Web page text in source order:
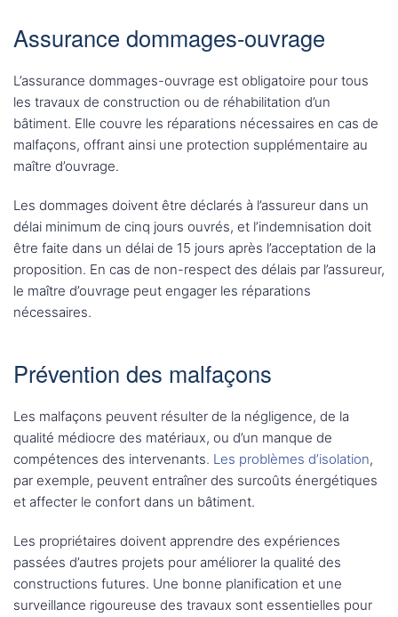
Assurance dommages-ouvrage
L’assurance dommages-ouvrage est obligatoire pour tous
les travaux de construction ou de réhabilitation d’un
bâtiment. Elle couvre les réparations nécessaires en cas de
malfaçons, offrant ainsi une protection supplémentaire au
maître d’ouvrage.
Les dommages doivent être déclarés à l’assureur dans un
délai minimum de cinq jours ouvrés, et l’indemnisation doit
être faite dans un délai de 15 jours après l’acceptation de la
proposition. En cas de non-respect des délais par l’assureur,
le maître d’ouvrage peut engager les réparations
nécessaires.
Prévention des malfaçons
Les malfaçons peuvent résulter de la négligence, de la
qualité médiocre des matériaux, ou d’un manque de
compétences des intervenants. Les problèmes d’isolation,
par exemple, peuvent entraîner des surcoûts énergétiques
et affecter le confort dans un bâtiment.
Les propriétaires doivent apprendre des expériences
passées d’autres projets pour améliorer la qualité des
constructions futures. Une bonne planification et une
surveillance rigoureuse des travaux sont essentielles pour